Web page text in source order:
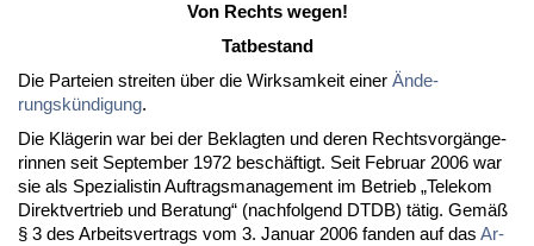
Von Rechts we­gen!
Tat­be­stand
Die Par­tei­en strei­ten über die Wirk­sam­keit ei­ner Ände­
rungskündi­gung.
Die Kläge­rin war bei der Be­klag­ten und de­ren Rechts­vorgänge­
rin­nen seit Sep­tem­ber 1972 beschäftigt. Seit Fe­bru­ar 2006 war
sie als Spe­zia­lis­tin Auf­trags­ma­nage­ment im Be­trieb „Te­le­kom
Di­rekt­ver­trieb und Be­ra­tung“ (nach­fol­gend DT­DB) tätig. Gemäß
§ 3 des Ar­beits­ver­trags vom 3. Ja­nu­ar 2006 fan­den auf das Ar­